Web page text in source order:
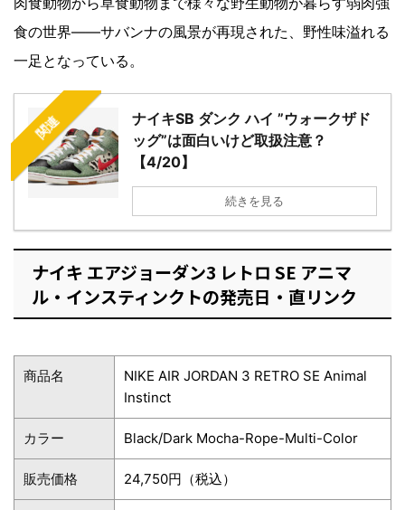
食の世界――サバンナの風景が再現された、野性味溢れる
一足となっている。
関連
ナイキSB ダンク ハイ ”ウォークザド
ッグ”は面白いけど取扱注意？
【4/20】
続きを見る
ナイキ エアジョーダン3 レトロ SE アニマ
ル・インスティンクトの発売日・直リンク
商品名
NIKE AIR JORDAN 3 RETRO SE Animal
Instinct
カラー Black/Dark Mocha-Rope-Multi-Color
販売価格 24,750円（税込）